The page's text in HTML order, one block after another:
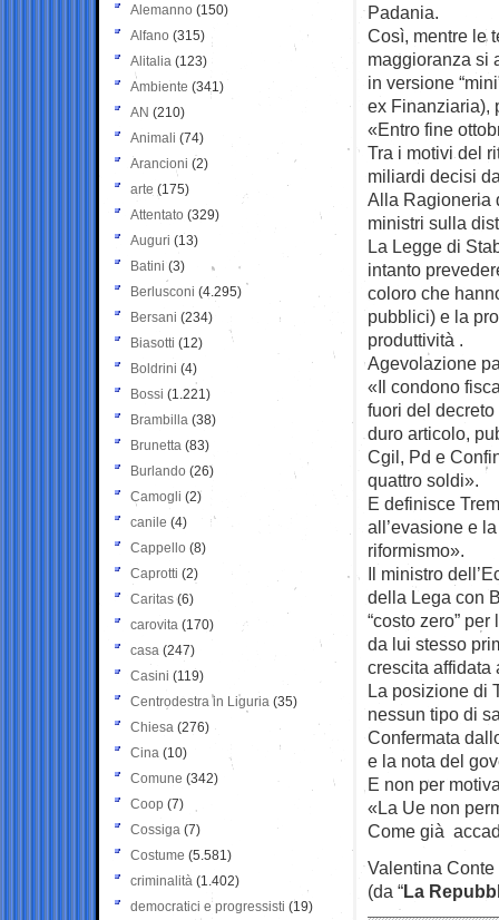
Padania.
Così, mentre le
maggioranza si
in versione
ex Finanziaria),
«Entro fine
Tra i motivi del
miliardi decisi
Alla Ragioneria
ministri sulla
La Legge di
intanto
coloro che
pubblici) e la
produttività .
Agevolazione
«Il condono
fuori del
duro articolo,
Cgil, Pd e
quattro soldi».
E definisce
all’evasione e
riformismo».
Il ministro
della Lega con
“costo zero”
da lui stesso
crescita affidata
La posizione di
nessun tipo di
Confermata
e la nota del
E non per
«La Ue non
Come già
Valentina Conte
(da “La
Alemanno (150)
Alfano (315)
Alitalia (123)
Ambiente (341)
AN (210)
Animali (74)
Arancioni (2)
arte (175)
Attentato (329)
Auguri (13)
Batini (3)
Berlusconi (4.295)
Bersani (234)
Biasotti (12)
Boldrini (4)
Bossi (1.221)
Brambilla (38)
Brunetta (83)
Burlando (26)
Camogli (2)
canile (4)
Cappello (8)
Caprotti (2)
Caritas (6)
carovita (170)
casa (247)
Casini (119)
Centrodestra in Liguria (35)
Chiesa (276)
Cina (10)
Comune (342)
Coop (7)
Cossiga (7)
Costume (5.581)
criminalità (1.402)
democratici e progressisti (19)